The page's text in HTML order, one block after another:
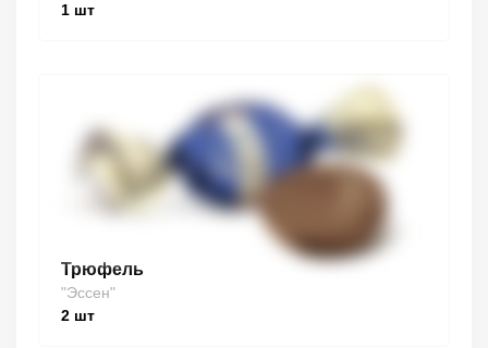
1 шт
Трюфель
"Эссен"
2 шт